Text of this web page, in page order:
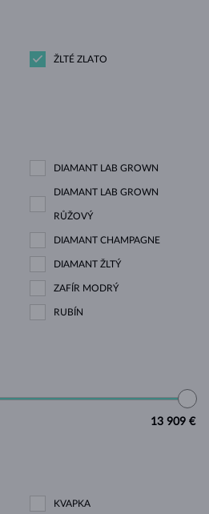
ŽLTÉ ZLATO
DIAMANT LAB GROWN
DIAMANT LAB GROWN
RŮŽOVÝ
DIAMANT CHAMPAGNE
DIAMANT ŽLTÝ
ZAFÍR MODRÝ
RUBÍN
13 909 €
KVAPKA